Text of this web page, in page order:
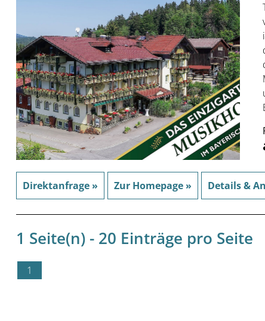
Direktanfrage » Zur Homepage » Details &
1 Seite(n) - 20 Einträge pro Seite
1